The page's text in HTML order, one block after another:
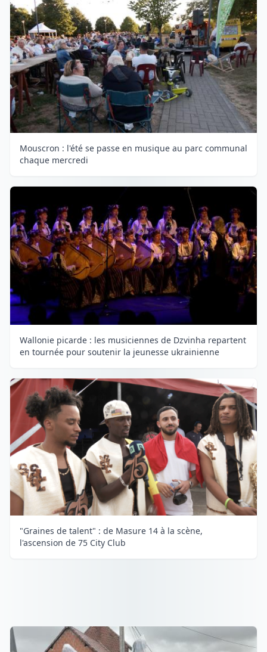
Mouscron : l'été se passe en musique au parc communal
chaque mercredi
Wallonie picarde : les musiciennes de Dzvinha repartent
en tournée pour soutenir la jeunesse ukrainienne
"Graines de talent" : de Masure 14 à la scène,
l'ascension de 75 City Club